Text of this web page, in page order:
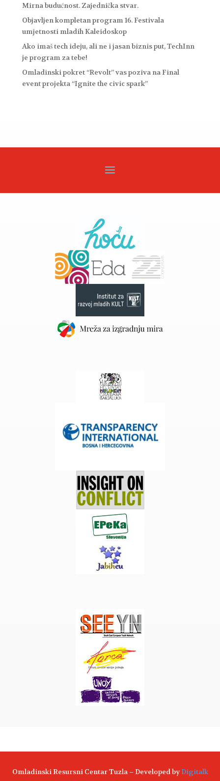
Mirna budućnost. Zajednička stvar.
Objavljen kompletan program 16. Festivala
umjetnosti mladih Kaleidoskop
Ako imaš tech ideju, ali ne i jasan biznis put, TechInn
je program za tebe!
Omladinski pokret “Revolt” vas poziva na Final
event projekta “Ignite the civic spark”
Omladinski Resursni Centar Tuzla – Developed byDigitalk